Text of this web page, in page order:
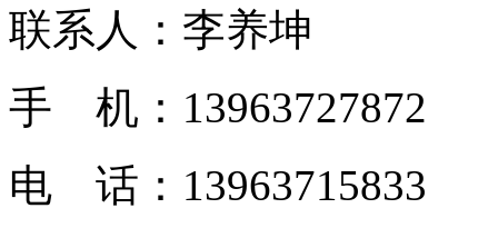
联系人：李养坤
手 机：13963727872
电 话：13963715833